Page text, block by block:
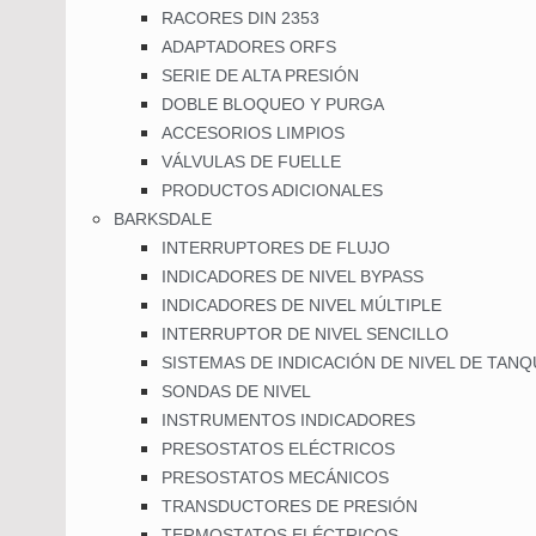
RACORES DIN 2353
ADAPTADORES ORFS
SERIE DE ALTA PRESIÓN
DOBLE BLOQUEO Y PURGA
ACCESORIOS LIMPIOS
VÁLVULAS DE FUELLE
PRODUCTOS ADICIONALES
BARKSDALE
INTERRUPTORES DE FLUJO
INDICADORES DE NIVEL BYPASS
INDICADORES DE NIVEL MÚLTIPLE
INTERRUPTOR DE NIVEL SENCILLO
SISTEMAS DE INDICACIÓN DE NIVEL DE
SONDAS DE NIVEL
INSTRUMENTOS INDICADORES
PRESOSTATOS ELÉCTRICOS
PRESOSTATOS MECÁNICOS
TRANSDUCTORES DE PRESIÓN